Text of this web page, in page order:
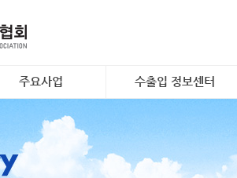
주요사업
대일 김 수출 촉진 사업
리스크안전망 구축
수출기업 맞춤형 해외시
장조사
수출입 정보센터
무역관련 정보연계